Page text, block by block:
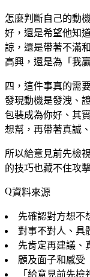
怎麼判斷自己的動
好，還是希望他知
諒，還是帶著不滿
高興，還是為「我
四，這件事真的需
發現動機是發洩、
包裝成為你好、其
想幫，再帶著真誠
所以給意見前先檢
的技巧也藏不住攻
資料來源
先確認對方想不
對事不對人、具
先肯定再建議、
顧及面子和感受
「給意見前先檢